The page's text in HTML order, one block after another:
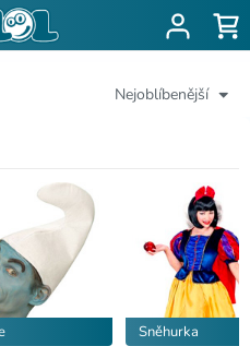
Nejoblíbenější
Sněhurka